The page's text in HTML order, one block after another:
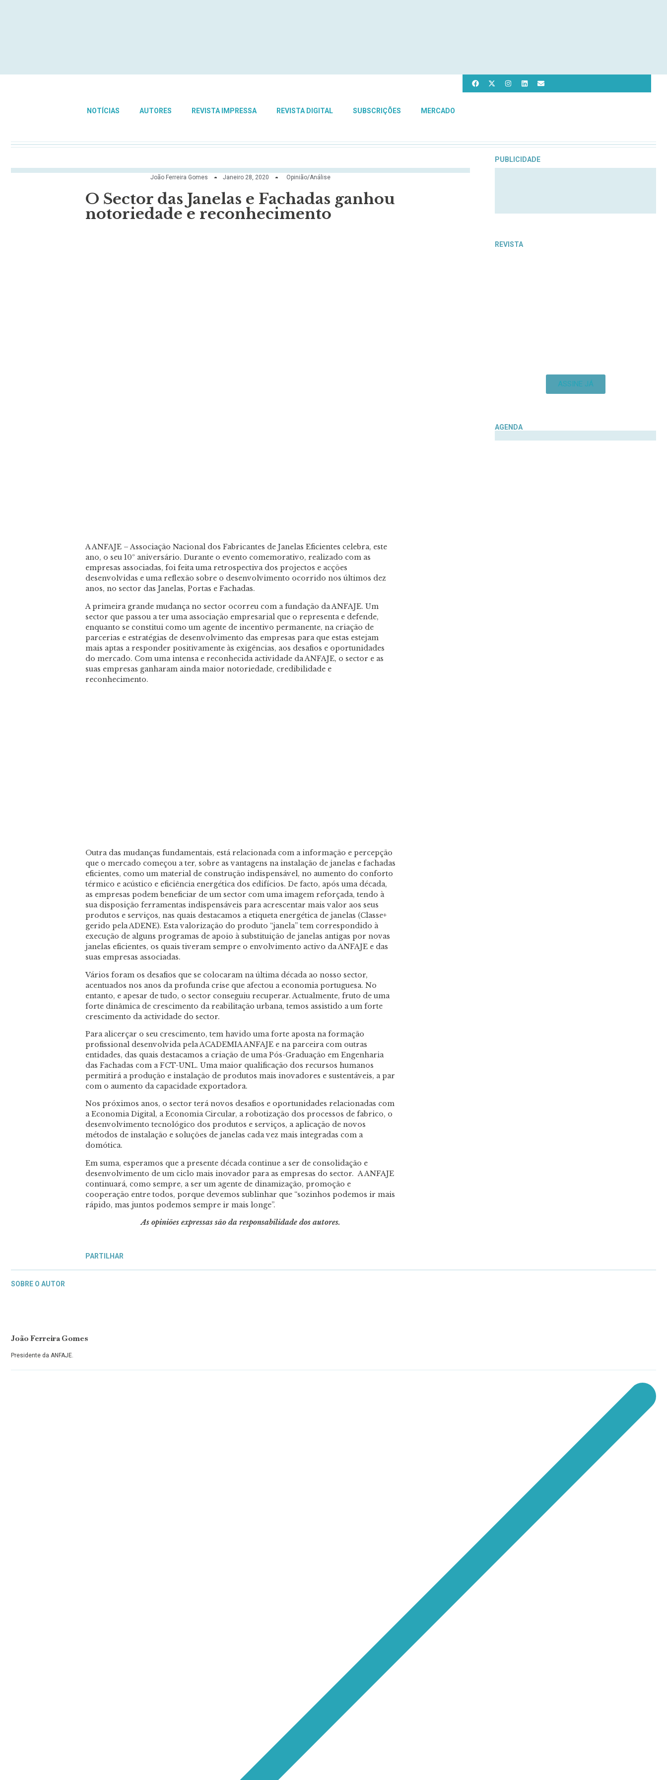
NOTÍCIAS AUTORES REVISTA IMPRESSA REVISTA DIGITAL SUBSCRIÇÕES MERCADO
João Ferreira Gomes Janeiro 28, 2020 Opinião/Análise
O Sector das Janelas e Fachadas ganhou
notoriedade e reconhecimento
A ANFAJE – Associação Nacional dos Fabricantes de Janelas Eficientes celebra, este
ano, o seu 10º aniversário. Durante o evento comemorativo, realizado com as
empresas associadas, foi feita uma retrospectiva dos projectos e acções
desenvolvidas e uma reflexão sobre o desenvolvimento ocorrido nos últimos dez
anos, no sector das Janelas, Portas e Fachadas.
A primeira grande mudança no sector ocorreu com a fundação da ANFAJE. Um
sector que passou a ter uma associação empresarial que o representa e defende,
enquanto se constitui como um agente de incentivo permanente, na criação de
parcerias e estratégias de desenvolvimento das empresas para que estas estejam
mais aptas a responder positivamente às exigências, aos desafios e oportunidades
do mercado. Com uma intensa e reconhecida actividade da ANFAJE, o sector e as
suas empresas ganharam ainda maior notoriedade, credibilidade e
reconhecimento.
Outra das mudanças fundamentais, está relacionada com a informação e percepção
que o mercado começou a ter, sobre as vantagens na instalação de janelas e fachadas
eficientes, como um material de construção indispensável, no aumento do conforto
térmico e acústico e eficiência energética dos edifícios. De facto, após uma década,
as empresas podem beneficiar de um sector com uma imagem reforçada, tendo à
sua disposição ferramentas indispensáveis para acrescentar mais valor aos seus
produtos e serviços, nas quais destacamos a etiqueta energética de janelas (Classe+
gerido pela ADENE). Esta valorização do produto “janela” tem correspondido à
execução de alguns programas de apoio à substituição de janelas antigas por novas
janelas eficientes, os quais tiveram sempre o envolvimento activo da ANFAJE e das
suas empresas associadas.
Vários foram os desafios que se colocaram na última década ao nosso sector,
acentuados nos anos da profunda crise que afectou a economia portuguesa. No
entanto, e apesar de tudo, o sector conseguiu recuperar. Actualmente, fruto de uma
forte dinâmica de crescimento da reabilitação urbana, temos assistido a um forte
crescimento da actividade do sector.
Para alicerçar o seu crescimento, tem havido uma forte aposta na formação
profissional desenvolvida pela ACADEMIA ANFAJE e na parceira com outras
entidades, das quais destacamos a criação de uma Pós-Graduação em Engenharia
das Fachadas com a FCT-UNL. Uma maior qualificação dos recursos humanos
permitirá a produção e instalação de produtos mais inovadores e sustentáveis, a par
com o aumento da capacidade exportadora.
Nos próximos anos, o sector terá novos desafios e oportunidades relacionadas com
a Economia Digital, a Economia Circular, a robotização dos processos de fabrico, o
desenvolvimento tecnológico dos produtos e serviços, a aplicação de novos
métodos de instalação e soluções de janelas cada vez mais integradas com a
domótica.
Em suma, esperamos que a presente década continue a ser de consolidação e
desenvolvimento de um ciclo mais inovador para as empresas do sector. A ANFAJE
continuará, como sempre, a ser um agente de dinamização, promoção e
cooperação entre todos, porque devemos sublinhar que “sozinhos podemos ir mais
rápido, mas juntos podemos sempre ir mais longe”.
As opiniões expressas são da responsabilidade dos autores.
PARTILHAR
PUBLICIDADE
REVISTA
ASSINE JÁ
AGENDA
SOBRE O AUTOR
João Ferreira Gomes
Presidente da ANFAJE.